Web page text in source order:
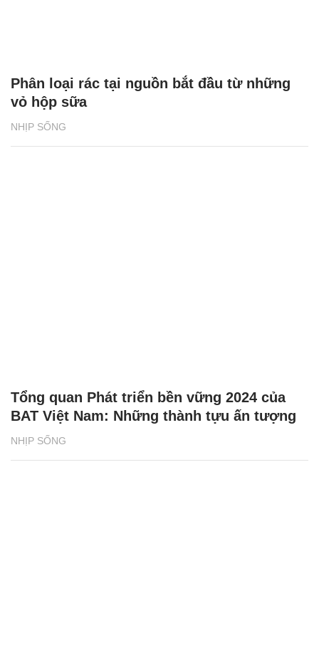
NHỊP SỐNG
Phân loại rác tại nguồn bắt đầu từ những
vỏ hộp sữa
NHỊP SỐNG
Tổng quan Phát triển bền vững 2024 của
BAT Việt Nam: Những thành tựu ấn tượng